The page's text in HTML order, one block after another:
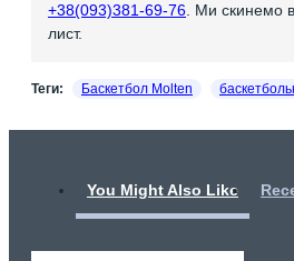
+38(093)381-69-76. Ми скинемо
лист.
Теги: Баскетбол Molten
You Might Also Like